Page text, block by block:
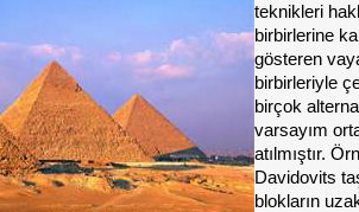
teknikleri
birbirlerine
gösteren
birbirleriyle
birçok
varsayım
atılmıştır.
Davidovits
blokların